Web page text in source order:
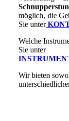
möglich, die
Sie unter
Welche
Sie unter
Wir bieten